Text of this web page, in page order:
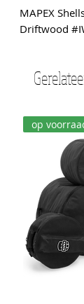
MAPEX
Driftwood
op